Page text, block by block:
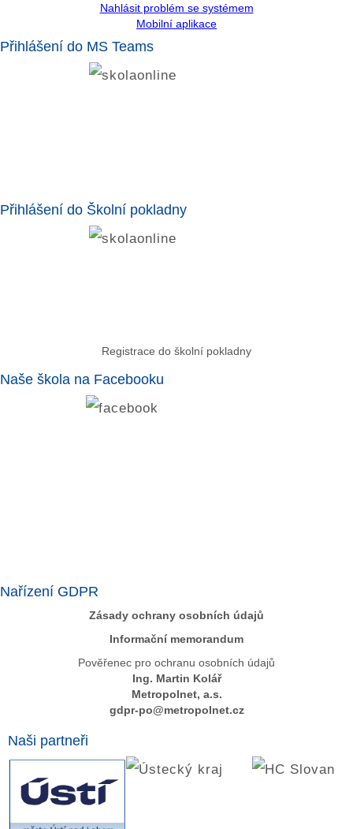
Nahlásit problém se systémem
Mobilní aplikace
Přihlášení do MS Teams
Přihlášení do Školní pokladny
Registrace do školní pokladny
Naše škola na Facebooku
Nařízení GDPR
Zásady ochrany osobních údajů
Informační memorandum
Pověřenec pro ochranu osobních údajů
Ing. Martin Kolář
Metropolnet, a.s.
gdpr-po@metropolnet.cz
Naši partneři